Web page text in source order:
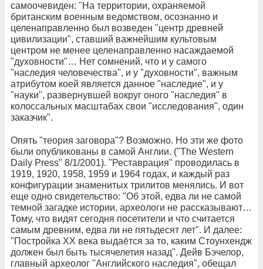
самоочевиден: "На территории, охраняемой
британским военным ведомством, осознанно и
целенаправленно был возведен "центр древней
цивилизации", ставший важнейшим культовым
центром не менее целенаправленно насаждаемой
"духовности"… Нет сомнений, что и у самого
"наследия человечества", и у "духовности", важным
атрибутом коей является данное "наследие", и у
"науки", развернувшей вокруг оного "наследия" в
колоссальных масштабах свои "исследования", один
заказчик".
Опять "теория заговора"? Возможно. Но эти же фото
были опубликованы в самой Англии. ("The Western
Daily Press" 8/1/2001). "Реставрация" проводилась в
1919, 1920, 1958, 1959 и 1964 годах, и каждый раз
конфигурации знаменитых трилитов менялись. И вот
еще одно свидетельство: "Об этой, едва ли не самой
темной загадке истории, археологи не рассказывают…
Тому, что видят сегодня посетители и что считается
самым древним, едва ли не пятьдесят лет". И далее:
"Постройка ХХ века выдаётся за то, каким Стоунхендж
должен был быть тысячелетия назад". Дейв Бэчелор,
главный археолог "Английского наследия", обещал